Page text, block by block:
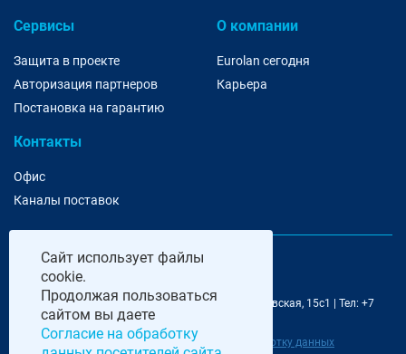
Сервисы
Защита в проекте
Авторизация партнеров
Постановка на гарантию
О компании
Eurolan сегодня
Карьера
Контакты
Офис
Каналы поставок
@ 2006-2026 Eurolan | 115193, Москва, 7-я Кожуховская, 15с1 | Тел: +7
495 252 07 99 | E-Mail: moscow@eurolan.ru
Политика обработки данных|Согласие на обработку данных
Сайт использует файлы
cookie.
Продолжая пользоваться
сайтом вы даете
Согласие на обработку